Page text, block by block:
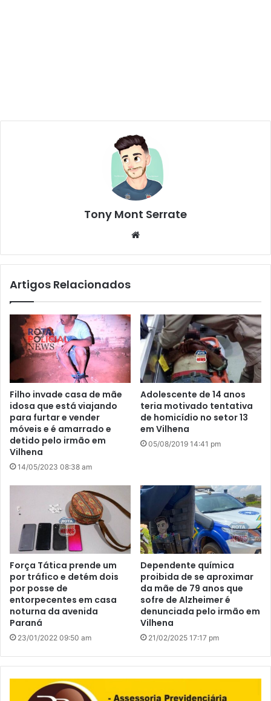
Tony Mont Serrate
te
Artigos Relacionados
Filho invade casa de mãe
idosa que está viajando
para furtar e vender
móveis e é amarrado e
detido pelo irmão em
Vilhena
14/05/2023 08:38 am
Adolescente de 14 anos
teria motivado tentativa
de homicídio no setor 13
em Vilhena
05/08/2019 14:41 pm
Força Tática prende um
por tráfico e detém dois
por posse de
entorpecentes em casa
noturna da avenida
Paraná
23/01/2022 09:50 am
Dependente química
proibida de se aproximar
da mãe de 79 anos que
sofre de Alzheimer é
denunciada pelo irmão em
Vilhena
21/02/2025 17:17 pm